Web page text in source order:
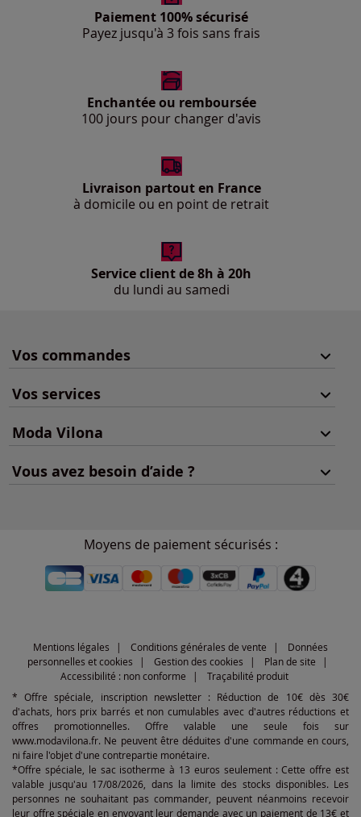
Paiement 100% sécurisé
Payez jusqu'à 3 fois sans frais
Enchantée ou remboursée
100 jours pour changer d'avis
Livraison partout en France
à domicile ou en point de retrait
Service client de 8h à 20h
du lundi au samedi
Vos commandes
Vos services
Moda Vilona
Vous avez besoin d’aide ?
Moyens de paiement sécurisés :
Mentions légales Conditions générales de vente
Données
personnelles et cookies
Gestion des cookies
Plan de site
Accessibilité : non conforme
Traçabilité produit
* Offre spéciale, inscription newsletter : Réduction de 10€ dès 30€
d'achats, hors prix barrés et non cumulables avec d'autres réductions et
offres promotionnelles. Offre valable une seule fois sur
www.modavilona.fr. Ne peuvent être déduites d'une commande en cours,
ni faire l'objet d'une contrepartie monétaire.
*Offre spéciale, le sac isotherme à 13 euros seulement : Cette offre est
valable jusqu'au 17/08/2026, dans la limite des stocks disponibles. Les
personnes ne souhaitant pas commander, peuvent néanmoins recevoir
leur offre spéciale en envoyant leur demande avec un paiement de 13€ et